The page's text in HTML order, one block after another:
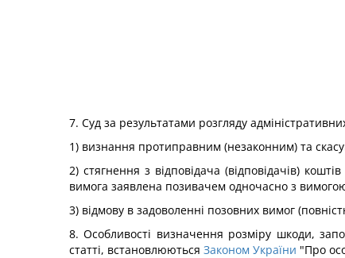
7. Суд за результатами розгляду
1) визнання протиправним (незаконним) та
2) стягнення з відповідача (відповідачів)
вимога заявлена позивачем одночасно з
3) відмову в задоволенні позовних вимог
8. Особливості визначення розміру шкоди,
статті, встановлюються Законом України "Про